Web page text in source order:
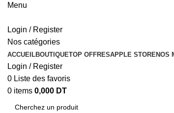
Menu
Login / Register
Nos catégories
ACCUEILBOUTIQUETOP OFFRESAPPLE STORENOS
Login / Register
0 Liste des favoris
0 items 0,000 DT